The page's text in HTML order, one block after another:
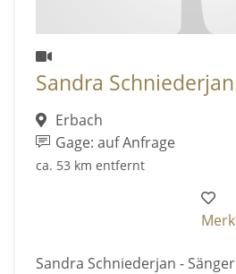
Sandra Schniederjan
Erbach
Gage: auf Anfrage
ca. 53 km entfernt
Sandra Schniederjan -